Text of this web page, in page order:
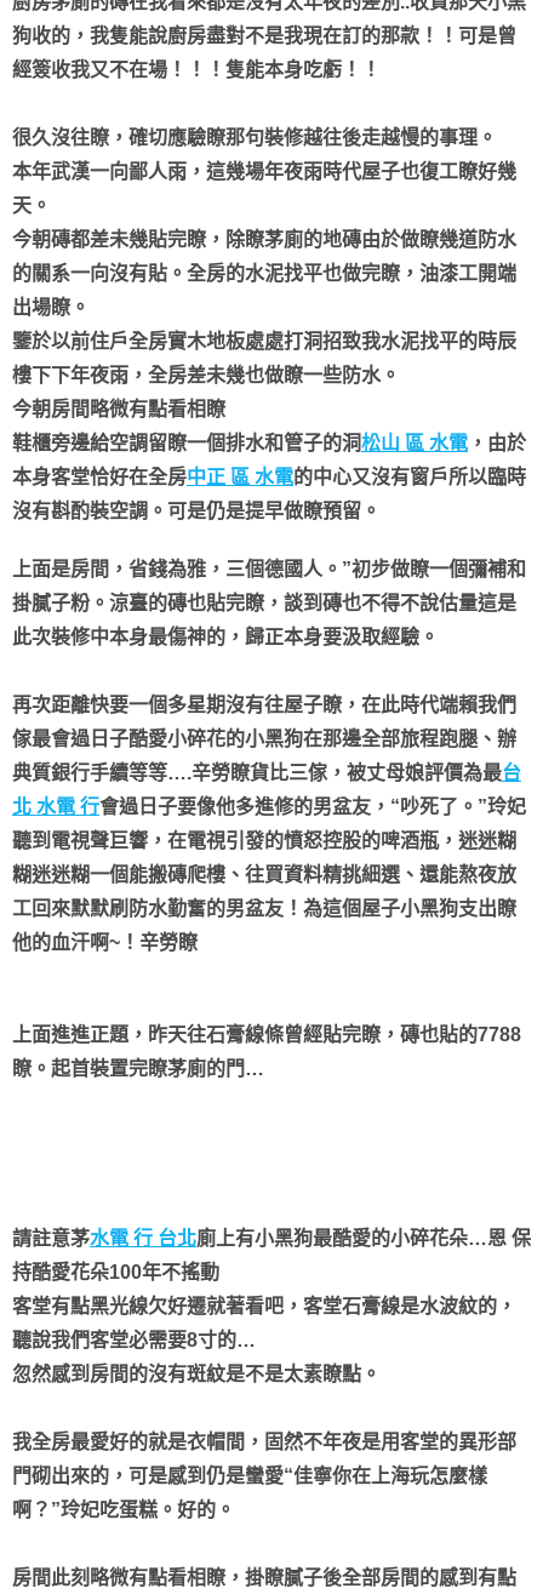
狗收的，我隻能說廚房盡對不是我現在訂的那款！！可是曾
經簽收我又不在場！！！隻能本身吃虧！！
很久沒往瞭，確切應驗瞭那句裝修越往後走越慢的事理。
本年武漢一向鄙人雨，這幾場年夜雨時代屋子也復工瞭好幾
天。
今朝磚都差未幾貼完瞭，除瞭茅廁的地磚由於做瞭幾道防水
的關系一向沒有貼。全房的水泥找平也做完瞭，油漆工開端
出場瞭。
鑒於以前住戶全房實木地板處處打洞招致我水泥找平的時辰
樓下下年夜雨，全房差未幾也做瞭一些防水。
今朝房間略微有點看相瞭
鞋櫃旁邊給空調留瞭一個排水和管子的洞松山 區 水電 ，由於
本身客堂恰好在全房中正 區 水電的中心又沒有窗戶所以臨時
沒有斟酌裝空調。可是仍是提早做瞭預留。
上面是房間，省錢為雅，三個德國人。”初步做瞭一個彌補和
掛膩子粉。涼臺的磚也貼完瞭，談到磚也不得不說估量這是
此次裝修中本身最傷神的，歸正本身要汲取經驗。
再次距離快要一個多星期沒有往屋子瞭，在此時代端賴我們
傢最會過日子酷愛小碎花的小黑狗在那邊全部旅程跑腿、辦
典質銀行手續等等….辛勞瞭貨比三傢，被丈母娘評價為最台
北 水電 行會過日子要像他多進修的男盆友， “吵死了。”玲妃
聽到電視聲巨響，在電視引發的憤怒控股的啤酒瓶，迷迷糊
糊迷迷糊一個能搬磚爬樓、往買資料精挑細選、還能熬夜放
工回來默默刷防水勤奮的男盆友！為這個屋子小黑狗支出瞭
他的血汗啊~！辛勞瞭
上面進進正題，昨天往石膏線條曾經貼完瞭，磚也貼的7788
瞭。起首裝置完瞭茅廁的門…
請註意茅水電 行 台北廁上有小黑狗最酷愛的小碎花朵…恩 保
持酷愛花朵100年不搖動
客堂有點黑光線欠好遷就著看吧，客堂石膏線是水波紋的，
聽說我們客堂必需要8寸的…
忽然感到房間的沒有斑紋是不是太素瞭點。
我全房最愛好的就是衣帽間，固然不年夜是用客堂的異形部
門砌出來的，可是感到仍是蠻愛“佳寧你在上海玩怎麼樣
啊？”玲妃吃蛋糕。好的。
房間此刻略微有點看相瞭，掛瞭膩子後全部房間的感到有點